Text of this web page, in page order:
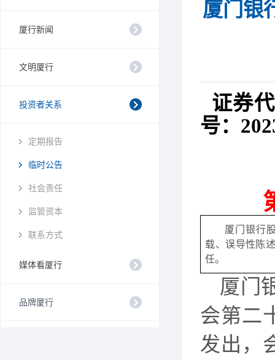
厦行新闻
文明厦行
投资者关系
定期报告
临时公告
社会责任
监管资本
联系方式
媒体看厦行
品牌厦行
厦门银
证券
号：
厦门银行
载、误导性陈
任。
厦门
会第二
发出，